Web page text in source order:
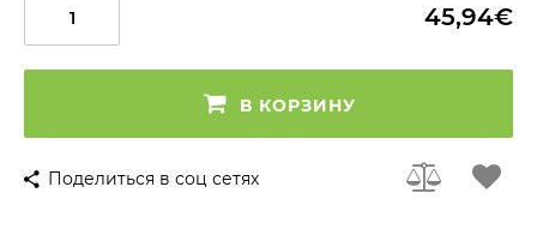
45,94€
В КОРЗИНУ
Поделиться в соц сетях